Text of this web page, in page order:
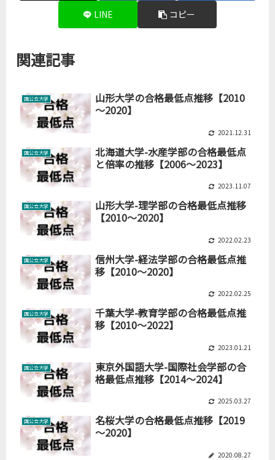
LINE コピー
関連記事
国公立大学
山形大学の合格最低点推移【2010
～2020】
2021.12.31
国公立大学
北海道大学-水産学部の合格最低点
と倍率の推移【2006～2023】
2023.11.07
国公立大学
山形大学-理学部の合格最低点推移
【2010～2020】
2022.02.23
国公立大学
信州大学-経法学部の合格最低点推
移【2010～2020】
2022.02.25
国公立大学
千葉大学-教育学部の合格最低点推
移【2010～2022】
2023.01.21
国公立大学
東京外国語大学-国際社会学部の合
格最低点推移【2014～2024】
2025.03.27
国公立大学
名桜大学の合格最低点推移【2019
～2020】
2020.08.27